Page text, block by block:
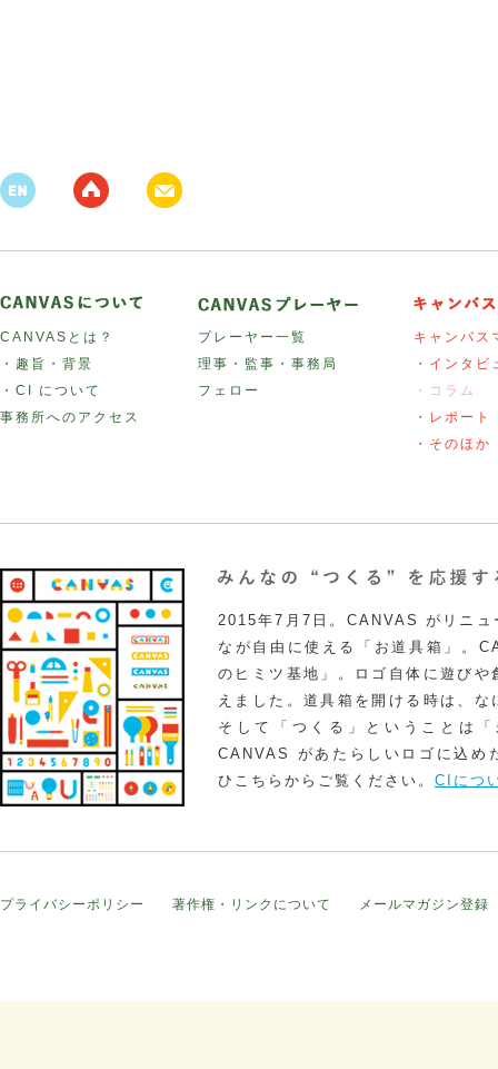
CANVASとは？
・趣旨・背景
・CI について
事務所へのアクセス
プレーヤー一覧
理事・監事・事務局
フェロー
キャンバス
・インタビ
・コラム
・レポート
・そのほか
2015年7月7日。CANVAS がリニュ
なが自由に使える「お道具箱」。
のヒミツ基地」。ロゴ自体に遊び
えました。道具箱を開ける時は、
そして「つくる」ということは
CANVAS があたらしいロゴに込め
ひこちらからご覧ください。 CIにつ
プライバシーポリシー 著作権・リンクについて メールマガジン登録